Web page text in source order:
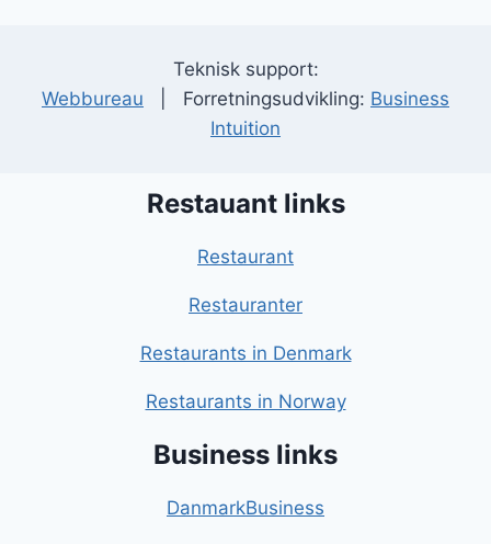
Teknisk support:
Webbureau | Forretningsudvikling: Business
Intuition
Restauant links
Restaurant
Restauranter
Restaurants in Denmark
Restaurants in Norway
Business links
DanmarkBusiness